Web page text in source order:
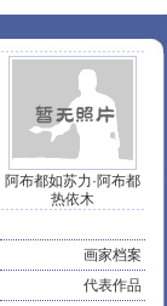
阿布都如苏力·阿布都
热依木
画家档案
代表作品